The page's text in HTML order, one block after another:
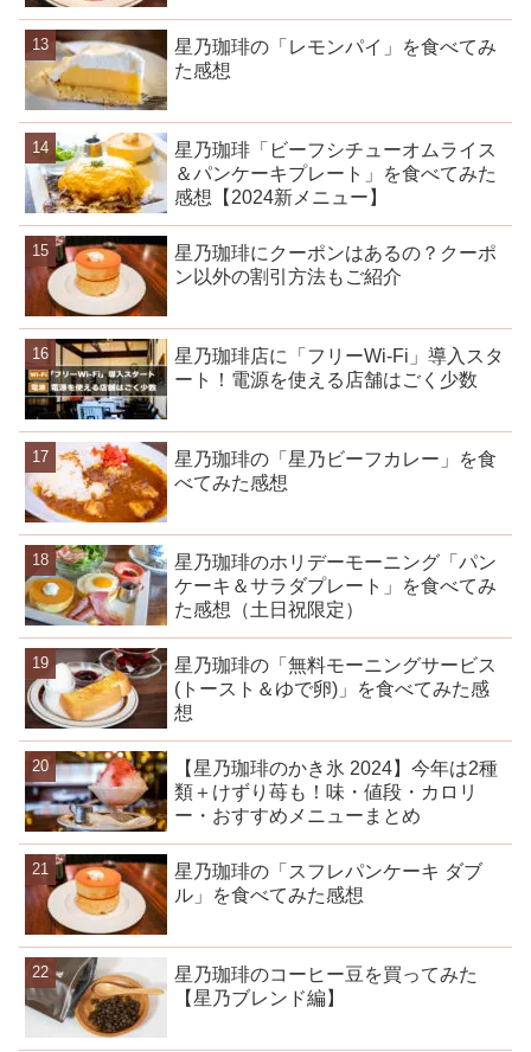
星乃珈琲の「レモンパイ」を食べてみ
た感想
星乃珈琲「ビーフシチューオムライス
＆パンケーキプレート」を食べてみた
感想【2024新メニュー】
星乃珈琲にクーポンはあるの？クーポ
ン以外の割引方法もご紹介
星乃珈琲店に「フリーWi-Fi」導入スタ
ート！電源を使える店舗はごく少数
星乃珈琲の「星乃ビーフカレー」を食
べてみた感想
星乃珈琲のホリデーモーニング「パン
ケーキ＆サラダプレート」を食べてみ
た感想（土日祝限定）
星乃珈琲の「無料モーニングサービス
(トースト＆ゆで卵)」を食べてみた感
想
【星乃珈琲のかき氷 2024】今年は2種
類＋けずり苺も！味・値段・カロリ
ー・おすすめメニューまとめ
星乃珈琲の「スフレパンケーキ ダブ
ル」を食べてみた感想
星乃珈琲のコーヒー豆を買ってみた
【星乃ブレンド編】